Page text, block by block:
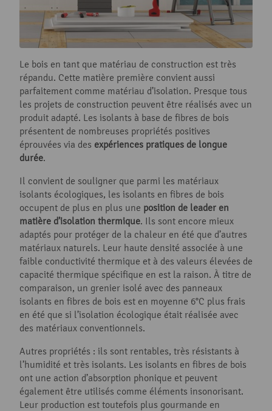
Le bois en tant que matériau de construction est très
répandu. Cette matière première convient aussi
parfaitement comme matériau d’isolation. Presque tous
les projets de construction peuvent être réalisés avec un
produit adapté. Les isolants à base de fibres de bois
présentent de nombreuses propriétés positives
éprouvées via des expériences pratiques de longue
durée.
Il convient de souligner que parmi les matériaux
isolants écologiques, les isolants en fibres de bois
occupent de plus en plus une position de leader en
matière d’isolation thermique. Ils sont encore mieux
adaptés pour protéger de la chaleur en été que d’autres
matériaux naturels. Leur haute densité associée à une
faible conductivité thermique et à des valeurs élevées de
capacité thermique spécifique en est la raison. À titre de
comparaison, un grenier isolé avec des panneaux
isolants en fibres de bois est en moyenne 6°C plus frais
en été que si l’isolation écologique était réalisée avec
des matériaux conventionnels.
Autres propriétés : ils sont rentables, très résistants à
l’humidité et très isolants. Les isolants en fibres de bois
ont une action d’absorption phonique et peuvent
également être utilisés comme éléments insonorisant.
Leur production est toutefois plus gourmande en